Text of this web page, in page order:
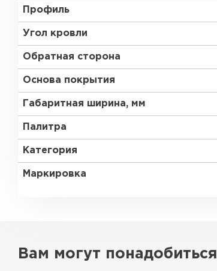
Профиль
Угол кровли
Обратная сторона
Основа покрытия
Габаритная ширина, мм
Палитра
Категория
Маркировка
Вам могут понадобиться